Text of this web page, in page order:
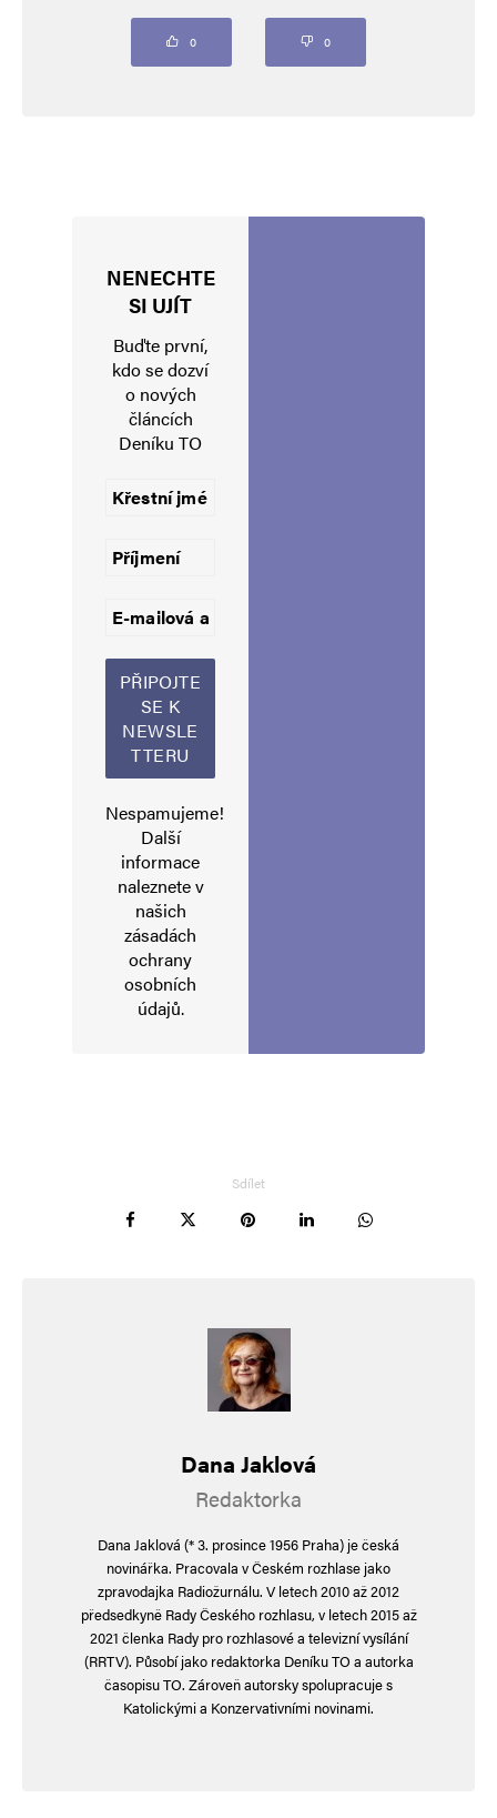
Uložit do prohlížeče jméno, e-mail a webovou stránku pro budoucí
Informujte mě o nových komentářích e-mailem.
Alternative:
0 0
NENECHTE
SI UJÍT
Buďte první,
kdo se dozví
o nových
článcích
Deníku TO
Nespamujeme!
Další
informace
naleznete v
našich
zásadách
ochrany
osobních
údajů.
Sdílet
Dana Jaklová
Redaktorka
Dana Jaklová (* 3. prosince 1956 Praha) je česká
novinářka. Pracovala v Českém rozhlase jako
zpravodajka Radiožurnálu. V letech 2010 až 2012
předsedkyně Rady Českého rozhlasu, v letech 2015 až
2021 členka Rady pro rozhlasové a televizní vysílání
(RRTV). Působí jako redaktorka Deníku TO a autorka
časopisu TO. Zároveň autorsky spolupracuje s
Katolickými a Konzervativními novinami.